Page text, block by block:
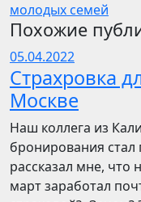
молодых семей
Похожие
05.04.2022
Страхровка
Москве
Наш коллега из
бронирования стал
рассказал мне, что
март заработал